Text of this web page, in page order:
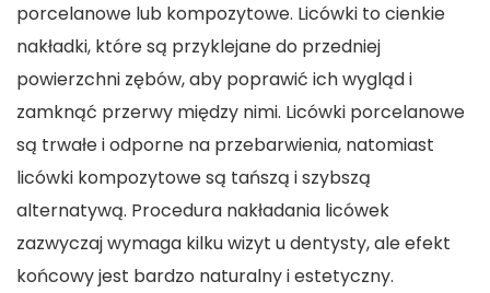
porcelanowe lub kompozytowe. Licówki to cienkie
nakładki, które są przyklejane do przedniej
powierzchni zębów, aby poprawić ich wygląd i
zamknąć przerwy między nimi. Licówki porcelanowe
są trwałe i odporne na przebarwienia, natomiast
licówki kompozytowe są tańszą i szybszą
alternatywą. Procedura nakładania licówek
zazwyczaj wymaga kilku wizyt u dentysty, ale efekt
końcowy jest bardzo naturalny i estetyczny.